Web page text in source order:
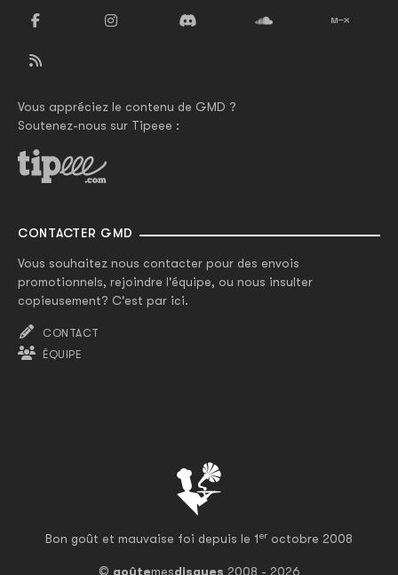
Bon goût et mauvaise foi depuis le 1er octobre 2008
© goûtemesdisques 2008 - 2026
Vous appréciez le contenu de GMD ?
Soutenez-nous sur Tipeee :
CONTACTER GMD
Vous souhaitez nous contacter pour des envois
promotionnels, rejoindre l'équipe, ou nous insulter
copieusement? C'est par ici.
CONTACT
ÉQUIPE